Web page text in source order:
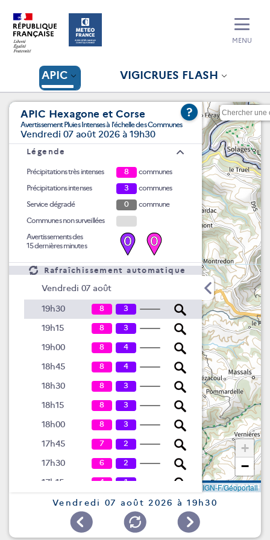
APIC VIGICRUES FLASH
MENU
APIC Hexagone et Corse
Avertissement Pluies Intenses à l'échelle des Communes
Vendredi 07 août 2026 à 19h30
?
Légende
Précipitations très intenses 8
communes
Précipitations intenses
3
communes
Service dégradé
0
commune
Communes non surveillées
Avertissements des
15 dernières minutes
0 0
Rafraîchissement automatique
Vendredi 07 août
19h30 8 3
19h15 8 3
19h00 8 4
18h45 8 4
18h30 8 3
18h15 8 3
18h00 8 3
17h45 7 2
17h30 6 2
17h15 4 1
17h00 1
+
−
IGN-F/Géoportail
Vendredi 07 août 2026 à 19h30